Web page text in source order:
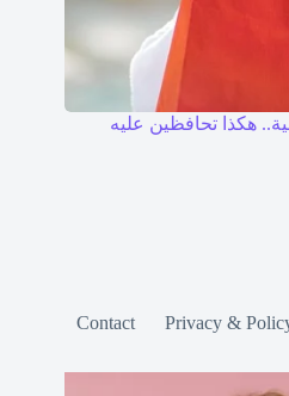
هكذا تحافظين عليه
Privacy &
Contact